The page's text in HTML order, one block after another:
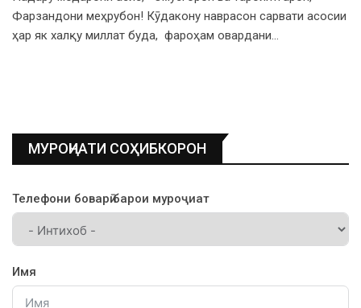
Фарзандони меҳрубон! Кӯдакону наврасон сарвати асосии
ҳар як халқу миллат буда, фароҳам овардани…
МУРОҶИАТИ СОҲИБКОРОН
Телефони боварӣ барои муроҷиат
Имя